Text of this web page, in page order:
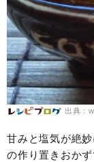
出典：
甘みと塩気が絶
の作り置きおか